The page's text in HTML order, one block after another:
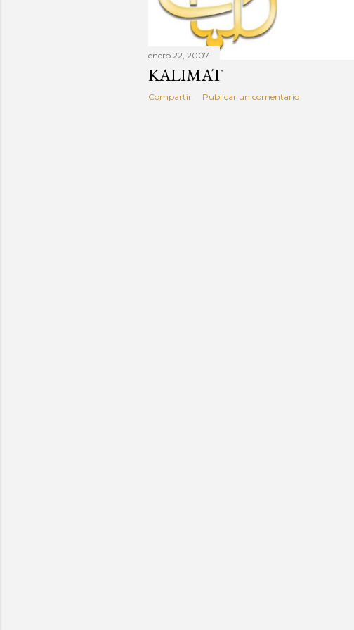
enero 22, 2007
KALIMAT
Compartir Publicar un comentario